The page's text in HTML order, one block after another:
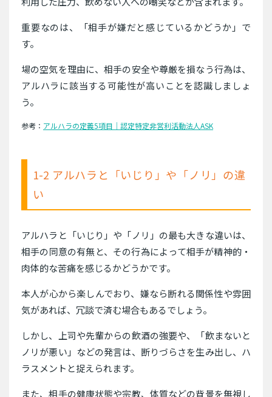
重要なのは、「相手が嫌だと感じているかどうか」で
す。
場の空気を理由に、相手の安全や尊厳を損なう行為は、
アルハラに該当する可能性が高いことを認識しましょ
う。
参考： アルハラの定義5項目｜認定特定非営利活動法人ASK
1-2 アルハラと「いじり」や「ノリ」の違
い
アルハラと「いじり」や「ノリ」の最も大きな違いは、
相手の同意の有無と、その行為によって相手が精神的・
肉体的な苦痛を感じるかどうかです。
本人が心から楽しんでおり、嫌なら断れる関係性や雰囲
気があれば、冗談で済む場合もあるでしょう。
しかし、上司や先輩からの飲酒の強要や、「飲まないと
ノリが悪い」などの発言は、断りづらさを生み出し、ハ
ラスメントと捉えられます。
また、相手の健康状態や宗教、体質などの背景を無視し